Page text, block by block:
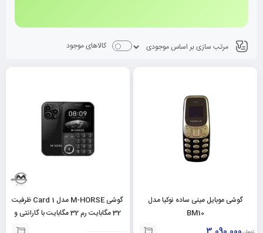
کالاهای موجود
گوشی موبایل مینی ساده نوکیا مدل
BM10
گوشی M-HORSE مدل Card 1 ظرفیت
32 مگابایت رم 32 مگابایت با گارانتی و